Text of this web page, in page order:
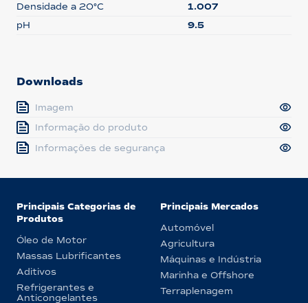
Densidade a 20°C
1.007
pH
9.5
Downloads
Imagem
Informação do produto
Informações de segurança
Principais Categorias de
Produtos
Óleo de Motor
Massas Lubrificantes
Aditivos
Refrigerantes e
Anticongelantes
Principais Mercados
Automóvel
Agricultura
Máquinas e Indústria
Marinha e Offshore
Terraplenagem